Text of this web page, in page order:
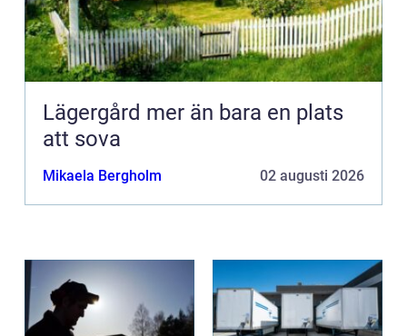
Lägergård mer än bara en plats
att sova
Mikaela Bergholm 02 augusti 2026